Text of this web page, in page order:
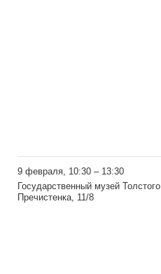
9 февраля, 10:30 – 13:30
Государственный музей Толстого,
Пречистенка, 11/8